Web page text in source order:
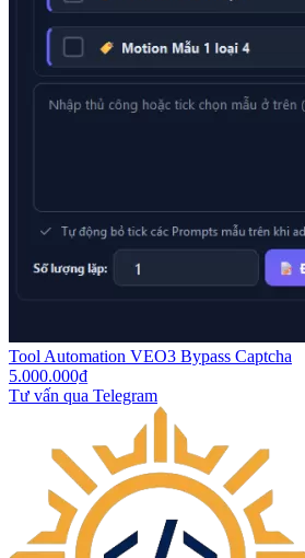
Tool Automation VEO3 Bypass Captcha
5.000.000₫
Tư vấn qua Telegram